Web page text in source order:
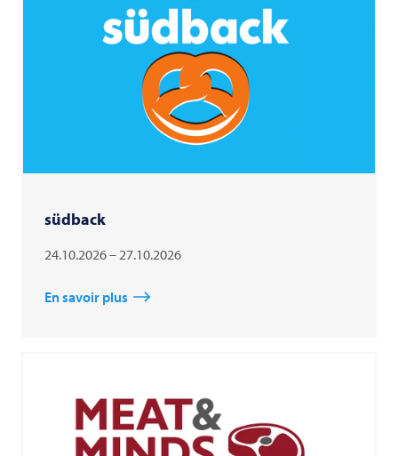
südback
24.10.2026 – 27.10.2026
En savoir plus